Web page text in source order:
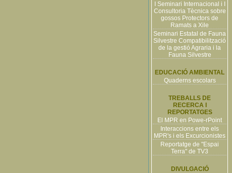
I Seminari Internacional i I
Consultoria Tècnica sobre
gossos Protectors de
Ramats a Xile
Seminari Estatal de Fauna
Silvestre Compatibilització
de la gestió Agraria i la
Fauna Silvestre
EDUCACIÓ AMBIENTAL
Quaderns escolars
TREBALLS DE
RECERCA I
REPORTATGES
El MPR en Powe-rPoint
Interaccions entre els
MPR's i els Excurcionistes
Reportatge de "Espai
Terra" de TV3
DIVULGACIÓ